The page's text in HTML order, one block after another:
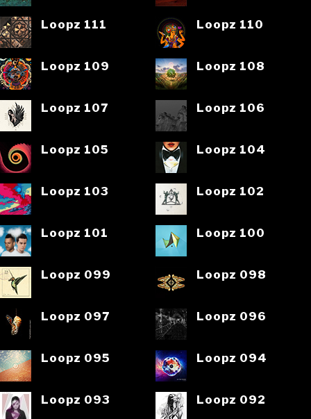
Loopz 111 Loopz 110
Loopz 109 Loopz 108
Loopz 107 Loopz 106
Loopz 105 Loopz 104
Loopz 103 Loopz 102
Loopz 101 Loopz 100
Loopz 099 Loopz 098
Loopz 097 Loopz 096
Loopz 095 Loopz 094
Loopz 093 Loopz 092